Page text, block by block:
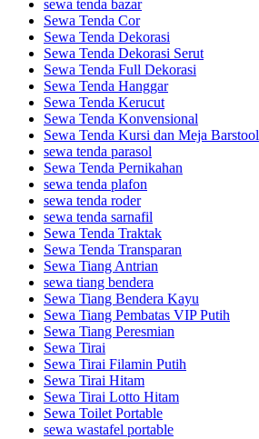
sewa tenda bazar
Sewa Tenda Cor
Sewa Tenda Dekorasi
Sewa Tenda Dekorasi Serut
Sewa Tenda Full Dekorasi
Sewa Tenda Hanggar
Sewa Tenda Kerucut
Sewa Tenda Konvensional
Sewa Tenda Kursi dan Meja Barstool
sewa tenda parasol
Sewa Tenda Pernikahan
sewa tenda plafon
sewa tenda roder
sewa tenda sarnafil
Sewa Tenda Traktak
Sewa Tenda Transparan
Sewa Tiang Antrian
sewa tiang bendera
Sewa Tiang Bendera Kayu
Sewa Tiang Pembatas VIP Putih
Sewa Tiang Peresmian
Sewa Tirai
Sewa Tirai Filamin Putih
Sewa Tirai Hitam
Sewa Tirai Lotto Hitam
Sewa Toilet Portable
sewa wastafel portable